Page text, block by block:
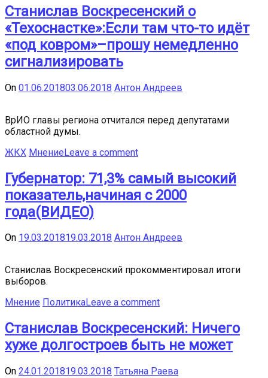
Cтанислав Воскресенский о
«Техоснастке»:Если там что-то идёт
«под ковром»–прошу немедленно
сигнализировать
On 01.06.201803.06.2018 Антон Андреев
ВрИО главы региона отчитался перед депутатами
областной думы.
ЖКХ МнениеLeave a comment
Губернатор: 71,3% самый высокий
показатель,начиная с 2000
года(ВИДЕО)
On 19.03.201819.03.2018 Антон Андреев
Станислав Воскресенский прокомментировал итоги
выборов.
Мнение ПолитикаLeave a comment
Станислав Воскресенский: Ничего
хуже долгостроев быть не может
On 24.01.201819.03.2018 Татьяна Раева